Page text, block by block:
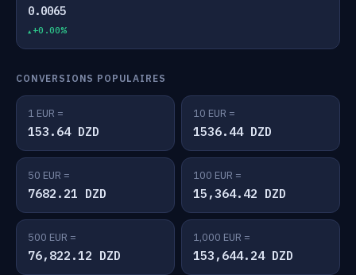
0.0065
+0.00%
CONVERSIONS POPULAIRES
1 EUR =
153.64 DZD
10 EUR =
1536.44 DZD
50 EUR =
7682.21 DZD
100 EUR =
15,364.42 DZD
500 EUR =
76,822.12 DZD
1,000 EUR =
153,644.24 DZD